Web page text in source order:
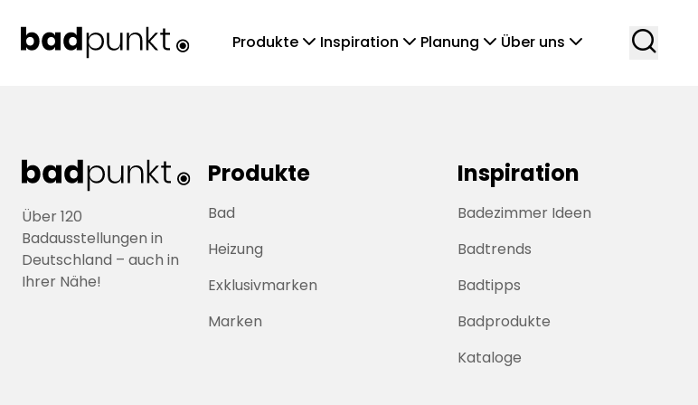
Produkte chevronDown Inspiration chevronDown Planung chevronDown Über uns chevronDown search
Über 120
Badausstellungen in
Deutschland – auch in
Ihrer Nähe!
Produkte
Bad
Heizung
Exklusivmarken
Marken
Inspiration
Badezimmer Ideen
Badtrends
Badtipps
Badprodukte
Kataloge